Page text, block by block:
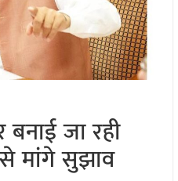
जा रही
मांगे सुझाव